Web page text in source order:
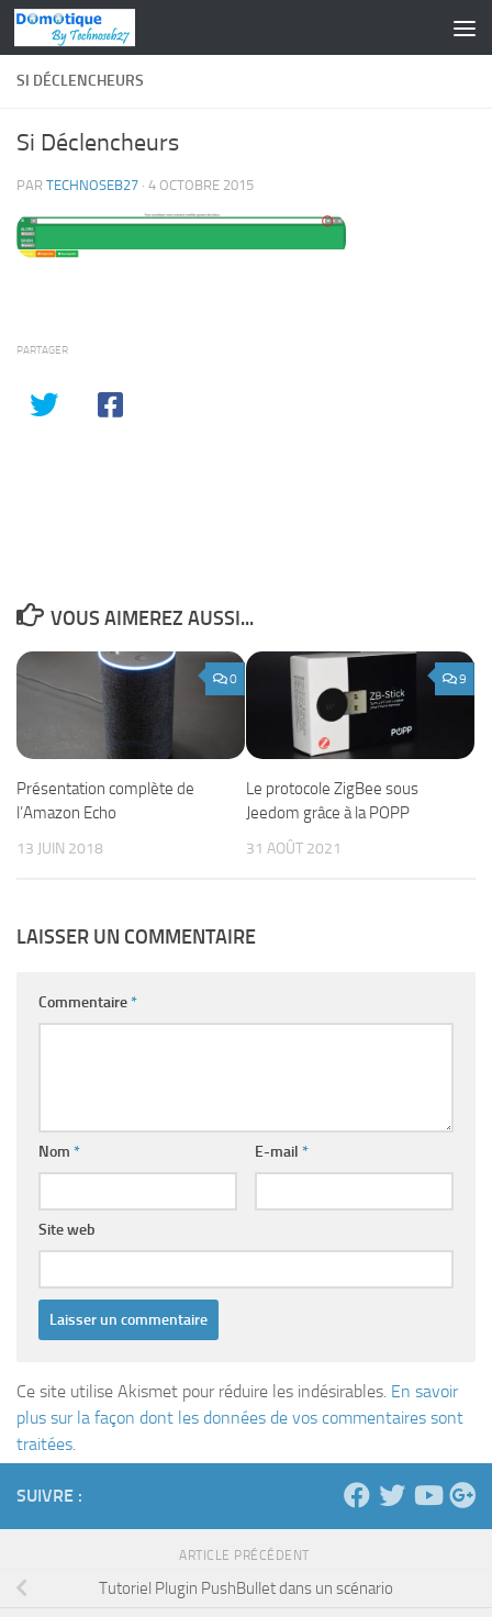
Skip to content
SI DÉCLENCHEURS
Si Déclencheurs
PAR TECHNOSEB27 · 4 OCTOBRE 2015
PARTAGER
VOUS AIMEREZ AUSSI...
0
Présentation complète de
l’Amazon Echo
13 JUIN 2018
9
Le protocole ZigBee sous
Jeedom grâce à la POPP
31 AOÛT 2021
LAISSER UN COMMENTAIRE
Commentaire*
Nom * E-mail *
Site web
Ce site utilise Akismet pour réduire les indésirables. En savoir
plus sur la façon dont les données de vos commentaires sont
traitées.
SUIVRE :
ARTICLE PRÉCÉDENT
Tutoriel Plugin PushBullet dans un scénario